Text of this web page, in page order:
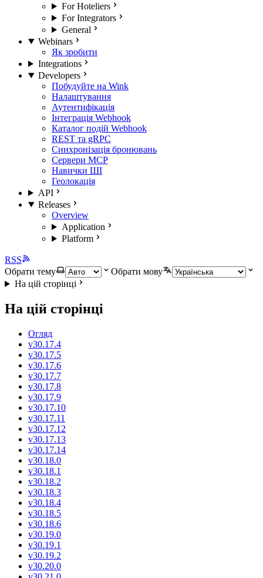
For Hoteliers
For Integrators
General
Webinars
Як зробити
Integrations
Developers
Побудуйте на Wink
Налаштування
Аутентифікація
Інтеграція Webhook
Каталог подій Webhook
REST та gRPC
Синхронізація бронювань
Сервери MCP
Навички ШІ
Геолокація
API
Releases
Overview
Application
Platform
RSS
Обрати тему
Обрати мову
На цій сторінці
На цій сторінці
Огляд
v30.17.4
v30.17.5
v30.17.6
v30.17.7
v30.17.8
v30.17.9
v30.17.10
v30.17.11
v30.17.12
v30.17.13
v30.17.14
v30.18.0
v30.18.1
v30.18.2
v30.18.3
v30.18.4
v30.18.5
v30.18.6
v30.19.0
v30.19.1
v30.19.2
v30.20.0